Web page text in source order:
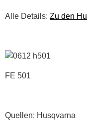
Alle Details: Zu den
FE 501
Quellen: Husqvarna